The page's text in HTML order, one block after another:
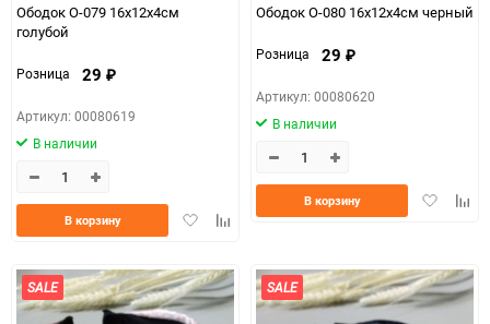
Ободок О-079 16х12х4см
голубой
Розница 29 ₽
Артикул: 00080619
В наличии
ДобавитьДобавить
В корзину
Ободок О-080 16х12х4см черный
Розница 29 ₽
Артикул: 00080620
В наличии
Добавить
В корзину
SALE SALE